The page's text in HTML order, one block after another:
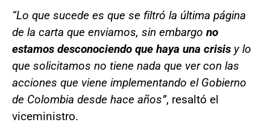
“Lo que sucede es que se filtró la última página
de la carta que enviamos, sin embargo no
estamos desconociendo que haya una crisis y lo
que solicitamos no tiene nada que ver con las
acciones que viene implementando el Gobierno
de Colombia desde hace años”, resaltó el
viceministro.